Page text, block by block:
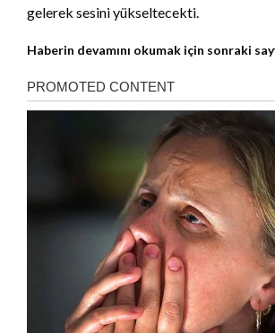
gelerek sesini yükseltecekti.
Haberin devamını okumak için sonraki